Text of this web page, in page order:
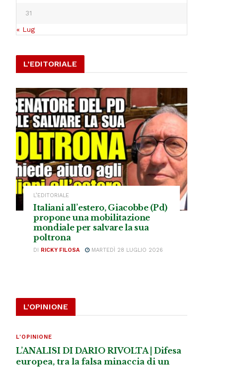
31
« Lug
L’EDITORIALE
L’EDITORIALE
Italiani all’estero, Giacobbe (Pd)
propone una mobilitazione
mondiale per salvare la sua
poltrona
DI RICKY FILOSA MARTEDÌ 28 LUGLIO 2026
L'OPINIONE
L'OPINIONE
L’ANALISI DI DARIO RIVOLTA | Difesa
europea, tra la falsa minaccia di un